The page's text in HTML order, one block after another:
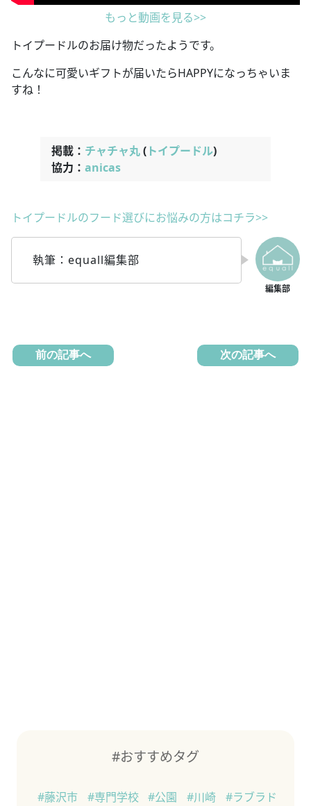
もっと動画を見る>>
トイプードルのお届け物だったようです。
こんなに可愛いギフトが届いたらHAPPYになっちゃいま
すね！
掲載： チャチャ丸(トイプードル)
協力： anicas
トイプードルのフード選びにお悩みの方はコチラ>>
執筆：equall編集部
前の記事へ 次の記事へ
#おすすめタグ
#藤沢市 #専門学校 #公園 #川崎 #ラブラド